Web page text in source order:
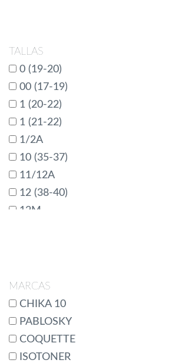
TALLAS
0 (19-20)
00 (17-19)
1 (20-22)
1 (21-22)
1/2A
10 (35-37)
11/12A
12 (38-40)
12M
19/20
2 (23-25)
20
21
22
MARCAS
CHIKA 10
PABLOSKY
COQUETTE
ISOTONER